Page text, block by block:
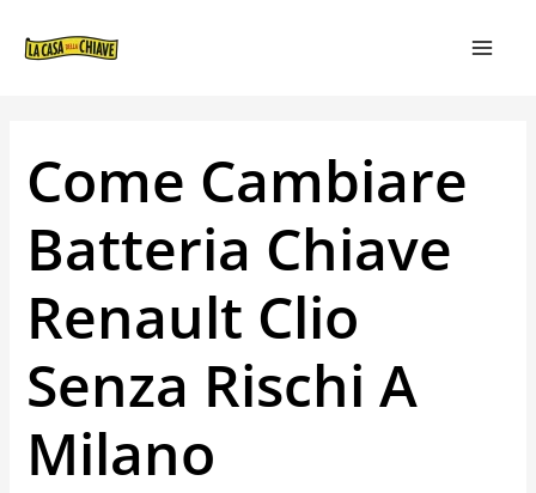
Come Cambiare
Batteria Chiave
Renault Clio
Senza Rischi A
Milano
ARTICOLI